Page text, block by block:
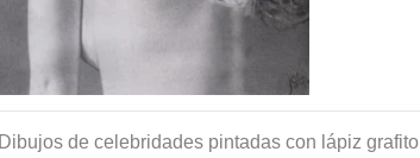
Dibujos de celebridades pintadas con lápiz grafito